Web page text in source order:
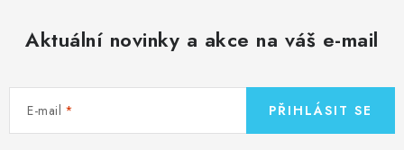
Aktuální novinky a akce na váš e-mail
E-mail PŘIHLÁSIT SE